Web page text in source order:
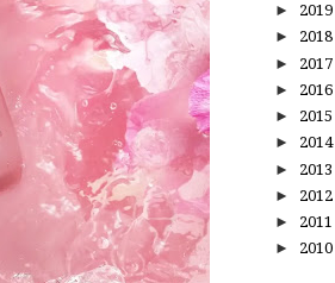
► 2019
► 2018
► 2017
► 2016
► 2015
► 2014
► 2013
► 2012
► 2011
► 2010